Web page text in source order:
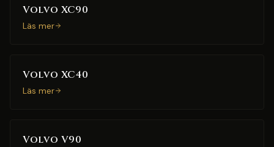
Volvo XC90
Läs mer
Volvo XC40
Läs mer
Volvo V90